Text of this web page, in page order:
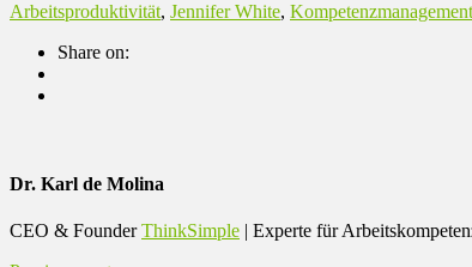
Arbeitsproduktivität, Jennifer White, Kompetenzmanagement
Share on:
Dr. Karl de Molina
CEO & FounderThinkSimple | Experte für